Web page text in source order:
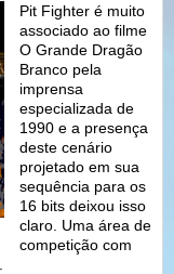
Pit Fighter é muito
associado ao filme
O Grande Dragão
Branco pela
imprensa
especializada de
1990 e a presença
deste cenário
projetado em sua
sequência para os
16 bits deixou isso
claro. Uma área de
competição com